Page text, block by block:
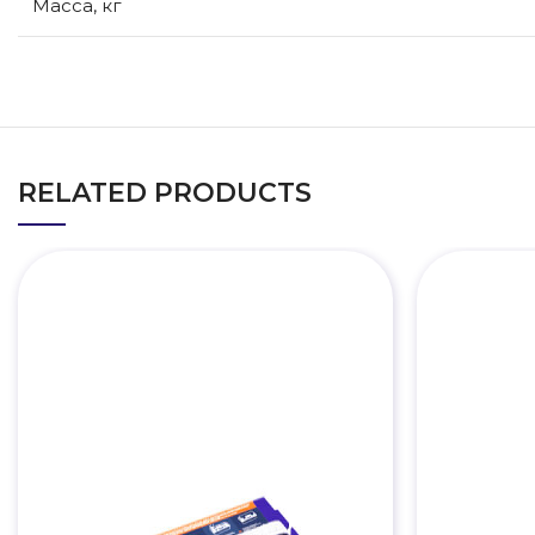
Масса, кг
RELATED PRODUCTS